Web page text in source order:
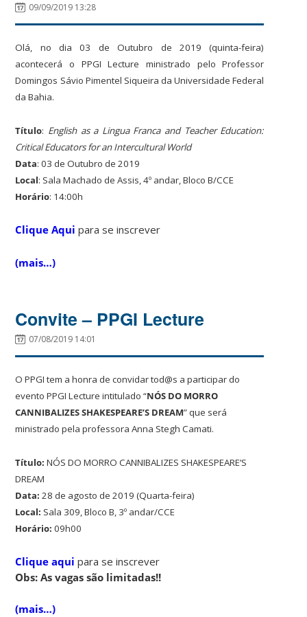
09/09/2019 13:28
Olá, no dia 03 de Outubro de 2019 (quinta-feira)
acontecerá o PPGI Lecture ministrado pelo Professor
Domingos Sávio Pimentel Siqueira da Universidade Federal
da Bahia.
Título: English as a Lingua Franca and Teacher Education:
Critical Educators for an Intercultural World
Data: 03 de Outubro de 2019
Local: Sala Machado de Assis, 4º andar, Bloco B/CCE
Horário: 14:00h
Clique Aquipara se inscrever
(mais…)
Convite – PPGI Lecture
07/08/2019 14:01
O PPGI tem a honra de convidar tod@s a participar do
evento PPGI Lecture intitulado “NÓS DO MORRO
CANNIBALIZES SHAKESPEARE’S DREAM” que será
ministrado pela professora Anna Stegh Camati.
Título: NÓS DO MORRO CANNIBALIZES SHAKESPEARE’S
DREAM
Data: 28 de agosto de 2019 (Quarta-feira)
Local: Sala 309, Bloco B, 3º andar/CCE
Horário: 09h00
Clique aqui para se inscrever
Obs: As vagas são limitadas!!
(mais…)